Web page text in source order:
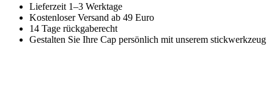
Lieferzeit 1–3 Werktage
Kostenloser Versand ab 49 Euro
14 Tage rückgaberecht
Gestalten Sie Ihre Cap persönlich mit unserem stickwerkzeug